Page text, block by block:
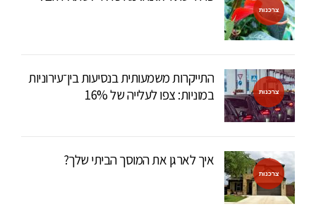
צרכנות
צרכנות
התייקרות משמעותית בנסיעות בין־עירוניות
במוניות: צפו לעלייה של 16%
צרכנות
איך לארגן את המוסך הביתי שלך?